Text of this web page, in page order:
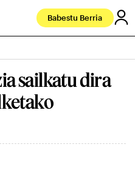
Babestu Berria
sailkatu dira